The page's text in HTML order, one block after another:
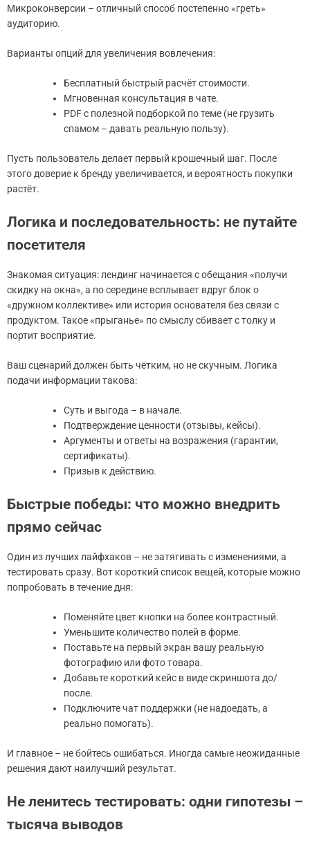
Микроконверсии – отличный способ постепенно «греть»
аудиторию.
Варианты опций для увеличения вовлечения:
Бесплатный быстрый расчёт стоимости.
Мгновенная консультация в чате.
PDF с полезной подборкой по теме (не грузить
спамом – давать реальную пользу).
Пусть пользователь делает первый крошечный шаг. После
этого доверие к бренду увеличивается, и вероятность покупки
растёт.
Логика и последовательность: не путайте
посетителя
Знакомая ситуация: лендинг начинается с обещания «получи
скидку на окна», а по середине всплывает вдруг блок о
«дружном коллективе» или история основателя без связи с
продуктом. Такое «прыганье» по смыслу сбивает с толку и
портит восприятие.
Ваш сценарий должен быть чётким, но не скучным. Логика
подачи информации такова:
Суть и выгода – в начале.
Подтверждение ценности (отзывы, кейсы).
Аргументы и ответы на возражения (гарантии,
сертификаты).
Призыв к действию.
Быстрые победы: что можно внедрить
прямо сейчас
Один из лучших лайфхаков – не затягивать с изменениями, а
тестировать сразу. Вот короткий список вещей, которые можно
попробовать в течение дня:
Поменяйте цвет кнопки на более контрастный.
Уменьшите количество полей в форме.
Поставьте на первый экран вашу реальную
фотографию или фото товара.
Добавьте короткий кейс в виде скриншота до/
после.
Подключите чат поддержки (не надоедать, а
реально помогать).
И главное – не бойтесь ошибаться. Иногда самые неожиданные
решения дают наилучший результат.
Не ленитесь тестировать: одни гипотезы –
тысяча выводов